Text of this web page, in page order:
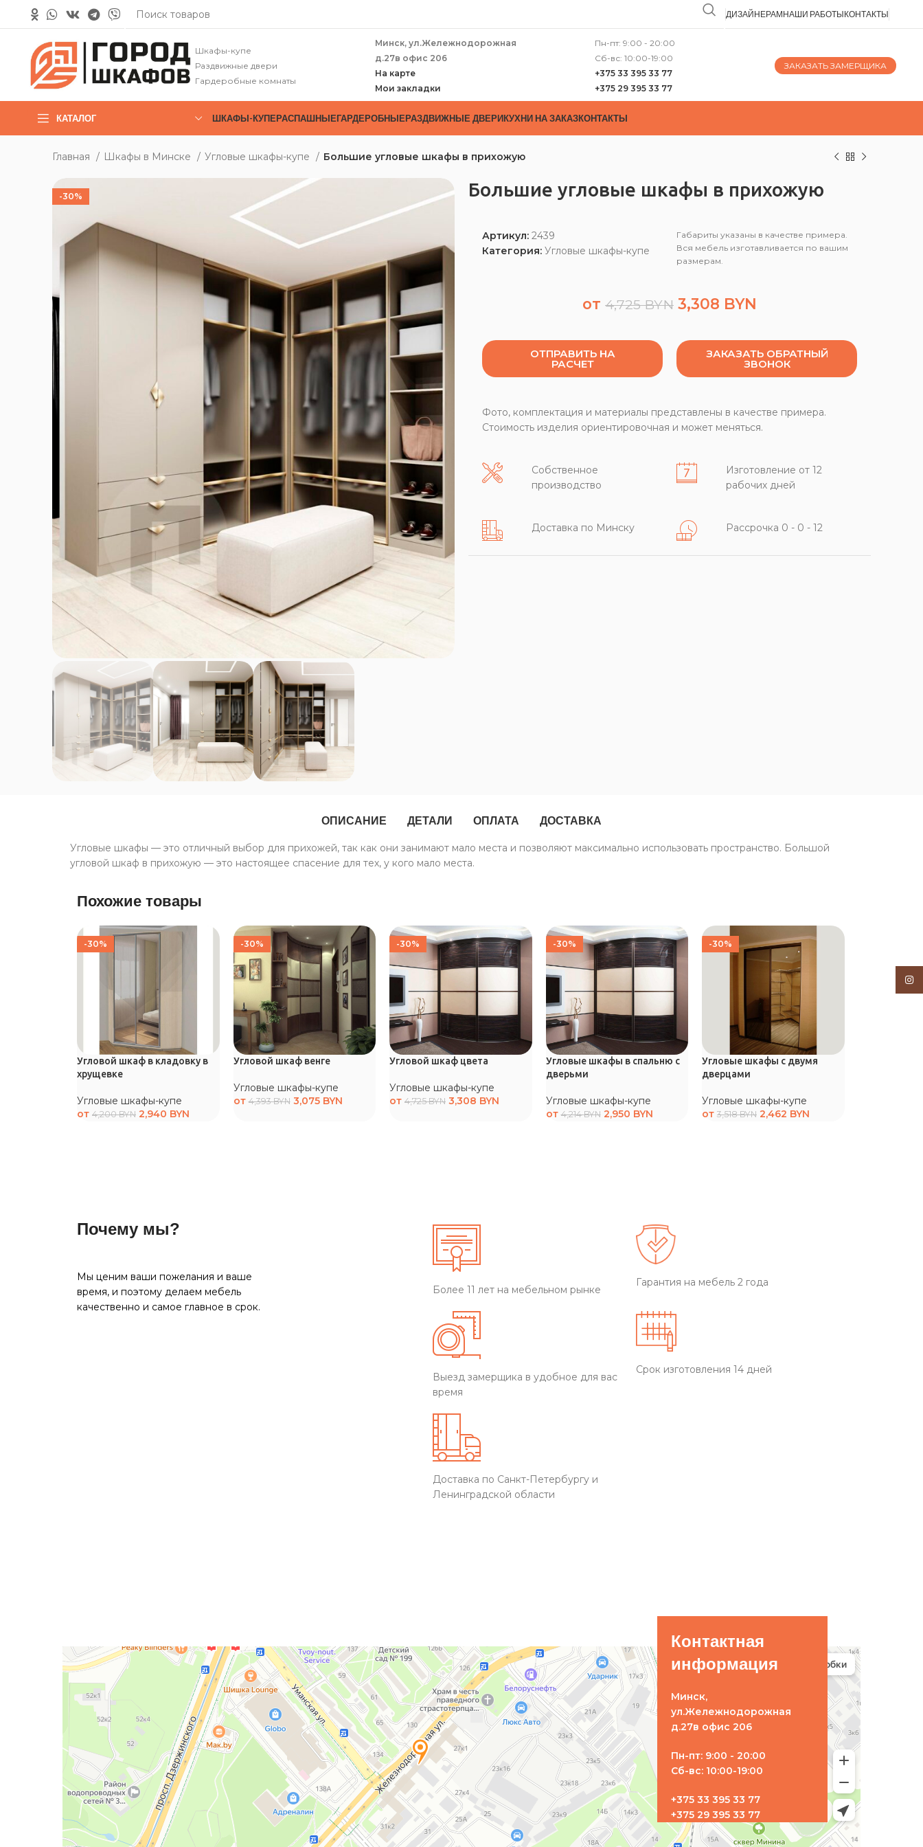
ДИЗАЙНЕРАМНАШИ РАБОТЫКОНТАКТЫ
Шкафы-купе
Раздвижные двери
Гардеробные комнаты
Минск, ул.Жележнодорожная
д.27в офис 206
На карте
Мои закладки
Пн-пт: 9:00 - 20:00
Сб-вс: 10:00-19:00
+375 33 395 33 77
+375 29 395 33 77
ЗАКАЗАТЬ ЗАМЕРЩИКА
КАТАЛОГ ШКАФЫ-КУПЕРАСПАШНЫЕГАРДЕРОБНЫЕРАЗДВИЖНЫЕ ДВЕРИКУХНИ НА ЗАКАЗКОНТАКТЫ
Главная Шкафы в Минске Угловые шкафы-купе Большие угловые шкафы в прихожую
-30% Большие угловые шкафы в прихожую
Артикул: 2439
Категория: Угловые шкафы-купе
Габариты указаны в качестве примера.
Вся мебель изготавливается по вашим
размерам.
от 4,725BYN 3,308 BYN
ОТПРАВИТЬ НА
РАСЧЕТ
ЗАКАЗАТЬ ОБРАТНЫЙ
ЗВОНОК
Фото, комплектация и материалы представлены в качестве примера.
Стоимость изделия ориентировочная и может меняться.
Собственное
производство
Изготовление от 12
рабочих дней
Доставка по Минску Рассрочка 0 - 0 - 12
ОПИСАНИЕ ДЕТАЛИ ОПЛАТА ДОСТАВКА
Угловые шкафы — это отличный выбор для прихожей, так как они занимают мало места и позволяют максимально использовать пространство. Большой
угловой шкаф в прихожую — это настоящее спасение для тех, у кого мало места.
Похожие товары
-30%
Угловой шкаф в кладовку в
хрущевке
Угловые шкафы-купе
от 4,200BYN 2,940 BYN
-30%
Угловой шкаф венге
Угловые шкафы-купе
от 4,393BYN 3,075 BYN
-30%
Угловой шкаф цвета
Угловые шкафы-купе
от 4,725BYN 3,308 BYN
-30%
Угловые шкафы в спальню с
дверьми
Угловые шкафы-купе
от 4,214BYN 2,950 BYN
-30%
Угловые шкафы с двумя
дверцами
Угловые шкафы-купе
от 3,518BYN 2,462 BYN
Почему мы?
Мы ценим ваши пожелания и ваше
время, и поэтому делаем мебель
качественно и самое главное в срок.
Более 11 лет на мебельном рынке
Гарантия на мебель 2 года
Выезд замерщика в удобное для вас
время
Срок изготовления 14 дней
Доставка по Санкт-Петербургу и
Ленинградской области
Контактная
информация
Минск,
ул.Жележнодорожная
д.27в офис 206
Пн-пт: 9:00 - 20:00
Сб-вс: 10:00-19:00
+375 33 395 33 77
+375 29 395 33 77